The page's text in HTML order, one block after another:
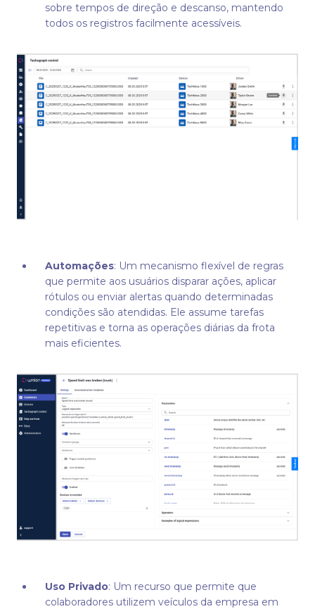
sobre tempos de direção e descanso, mantendo
todos os registros facilmente acessíveis.
Automações: Um mecanismo flexível de regras
que permite aos usuários disparar ações, aplicar
rótulos ou enviar alertas quando determinadas
condições são atendidas. Ele assume tarefas
repetitivas e torna as operações diárias da frota
mais eficientes.
Uso Privado: Um recurso que permite que
colaboradores utilizem veículos da empresa em